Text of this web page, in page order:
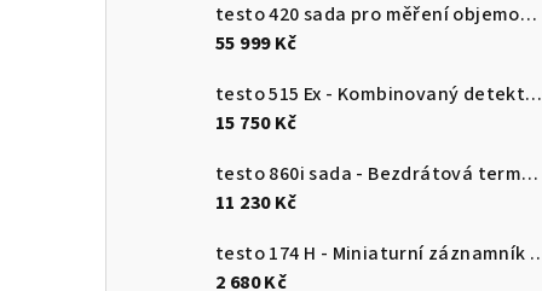
testo 420 sada pro měření objemového průtoku
55 999 Kč
testo 515 Ex - Kombinovaný detektor úniku
15 750 Kč
testo 860i sada - Bezdrátová termokamera pro chytré telefony
11 230 Kč
testo 174 H - Miniaturní záznamník pro
2 680 Kč